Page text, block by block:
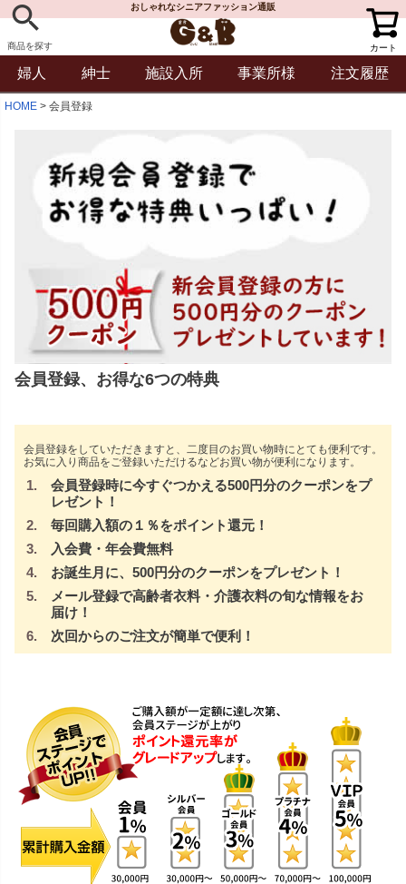
商品を探す
おしゃれなシニアファッション通販
カート
婦人 紳士 施設入所 事業所様 注文履歴
HOME 会員登録
会員登録、お得な6つの特典
会員登録をしていただきますと、二度目のお買い物時にとても便利です。
お気に入り商品をご登録いただけるなどお買い物が便利になります。
会員登録時に今すぐつかえる500円分のクーポンをプ
レゼント！
毎回購入額の１％をポイント還元！
入会費・年会費無料
お誕生月に、500円分のクーポンをプレゼント！
メール登録で高齢者衣料・介護衣料の旬な情報をお
届け！
次回からのご注文が簡単で便利！